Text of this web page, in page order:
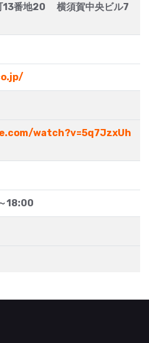
13番地20 横須賀中央ビル7
watch?v=5q7JzxUh
18:00